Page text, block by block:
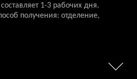
1-3 рабочих дня.
получения: отделение,